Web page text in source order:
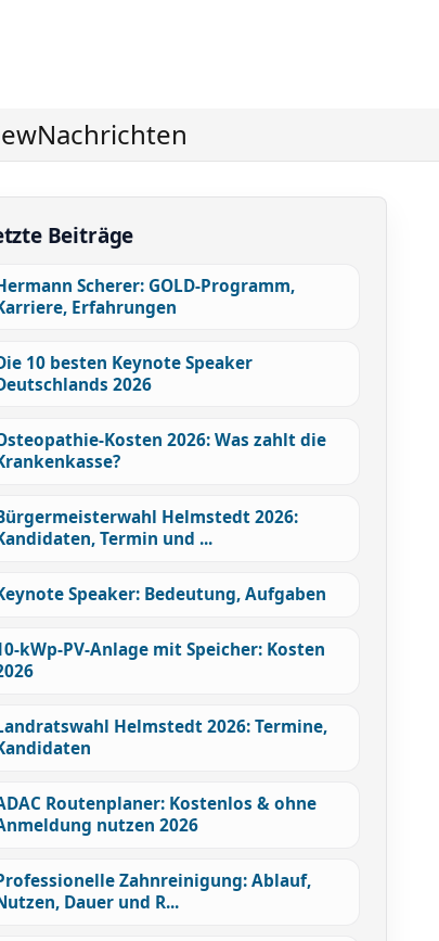
Nachrichten
Beiträge
Scherer: GOLD-Programm,
Erfahrungen
10 besten Keynote Speaker
2026
Kosten 2026: Was zahlt die
Helmstedt 2026:
Termin und ...
Speaker: Bedeutung, Aufgaben
kWp-PV-Anlage mit Speicher: Kosten
Helmstedt 2026: Termine,
Routenplaner: Kostenlos & ohne
nutzen 2026
Zahnreinigung: Ablauf,
Dauer und R...